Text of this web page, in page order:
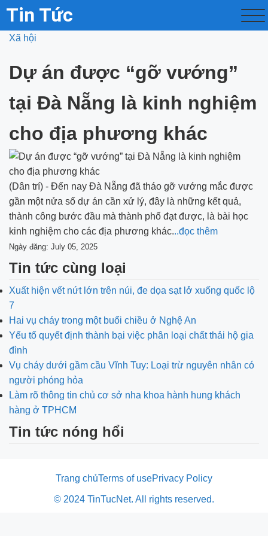
Tin Tức
Xã hội
Dự án được “gỡ vướng”
tại Đà Nẵng là kinh nghiệm
cho địa phương khác
(Dân trí) - Đến nay Đà Nẵng đã tháo gỡ vướng mắc được
gần một nửa số dự án cần xử lý, đây là những kết quả,
thành công bước đầu mà thành phố đạt được, là bài học
kinh nghiệm cho các địa phương khác...đọc thêm
Ngày đăng: July 05, 2025
Tin tức cùng loại
Xuất hiện vết nứt lớn trên núi, đe dọa sạt lở xuống quốc lộ
7
Hai vụ cháy trong một buổi chiều ở Nghệ An
Yếu tố quyết định thành bại việc phân loại chất thải hộ gia
đình
Vụ cháy dưới gầm cầu Vĩnh Tuy: Loại trừ nguyên nhân có
người phóng hỏa
Làm rõ thông tin chủ cơ sở nha khoa hành hung khách
hàng ở TPHCM
Tin tức nóng hổi
Trang chủTerms of usePrivacy Policy
© 2024 TinTucNet. All rights reserved.